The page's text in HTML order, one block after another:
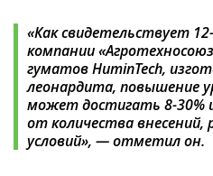
«Как свидетельствует
компании
гуматов HuminTech,
леонардита, повышение
может достигать 8-30%
от количества внесений,
условий», — отметил он.